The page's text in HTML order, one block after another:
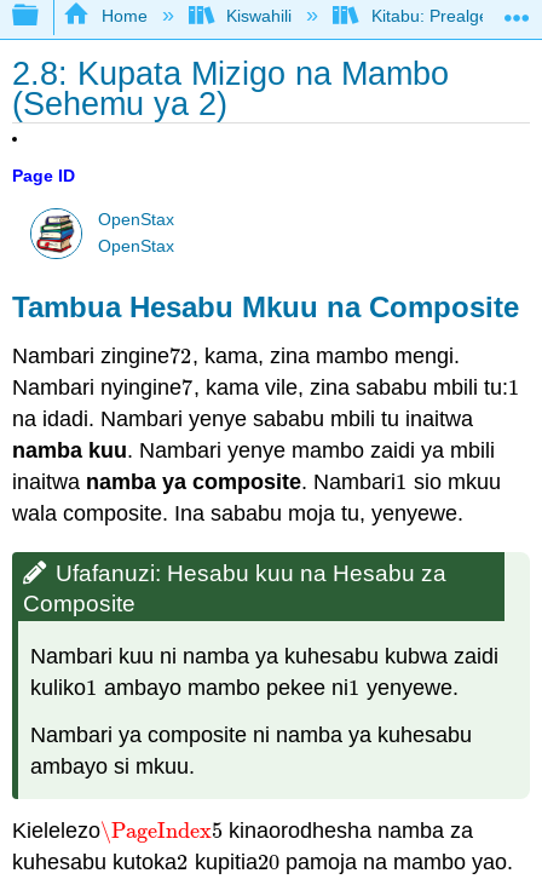
Expand/collapse global hierarchy
Home Kiswahili Kitabu: Prealgebra
2.8: Kupata Mizigo na Mambo
(Sehemu ya 2)
Page ID
OpenStax
OpenStax
Tambua Hesabu Mkuu na Composite
Nambari zingine72
72, kama, zina mambo mengi.
Nambari nyingine7
7, kama vile, zina sababu mbili tu:1
1
na idadi. Nambari yenye sababu mbili tu inaitwa
namba kuu. Nambari yenye mambo zaidi ya mbili
inaitwa namba ya composite. Nambari1
1 sio mkuu
wala composite. Ina sababu moja tu, yenyewe.
Ufafanuzi: Hesabu kuu na Hesabu za
Composite
Nambari kuu ni namba ya kuhesabu kubwa zaidi
kuliko1
1 ambayo mambo pekee ni1
1 yenyewe.
Nambari ya composite ni namba ya kuhesabu
ambayo si mkuu.
Kielelezo\PageIndex5
\PageIndex5 kinaorodhesha namba za
kuhesabu kutoka2
2 kupitia20
20 pamoja na mambo yao.